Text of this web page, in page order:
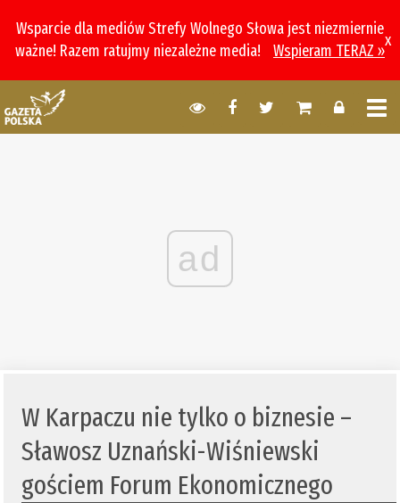
Wsparcie dla mediów Strefy Wolnego Słowa jest niezmiernie
ważne! Razem ratujmy niezależne media!
Wspieram TERAZ »
x
ad
W Karpaczu nie tylko o biznesie –
Sławosz Uznański-Wiśniewski
gościem Forum Ekonomicznego